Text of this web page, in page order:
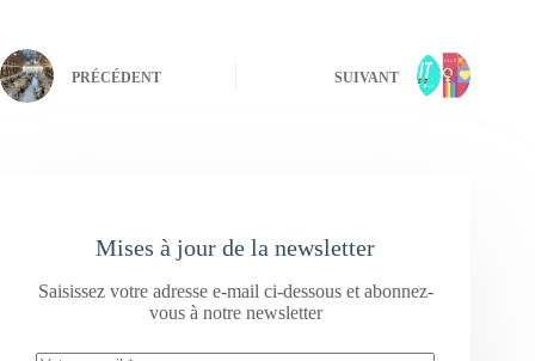
PRÉCÉDENT SUIVANT
Mises à jour de la newsletter
Saisissez votre adresse e-mail ci-dessous et abonnez-
vous à notre newsletter